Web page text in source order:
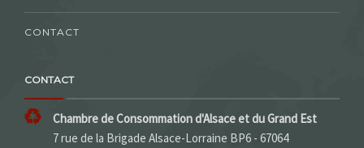
CONTACT
CONTACT
Chambre de Consommation d'Alsace et du Grand Est
7 rue de la Brigade Alsace-Lorraine BP6 - 67064